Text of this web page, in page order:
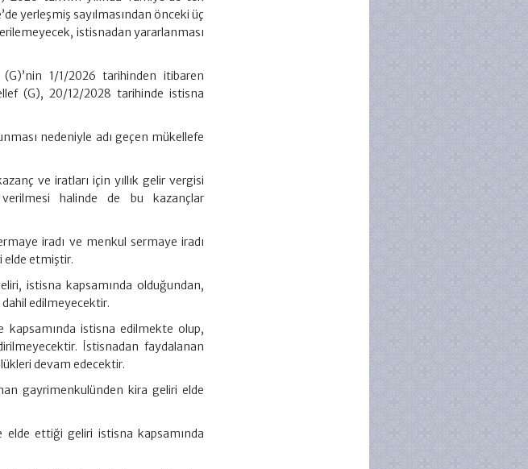
yerleşmiş sayılmasından önceki üç
istisnadan yararlanması
1/1/2026 tarihinden itibaren
(G), 20/12/2028 tarihinde istisna
nedeniyle adı geçen mükellefe
ve iratları için yıllık gelir vergisi
halinde de bu kazançlar
iradı ve menkul sermaye iradı
elde etmiştir.
istisna kapsamında olduğundan,
edilmeyecektir.
kapsamında istisna edilmekte olup,
İstisnadan faydalanan
devam edecektir.
gayrimenkulünden kira geliri elde
elde ettiği geliri istisna kapsamında